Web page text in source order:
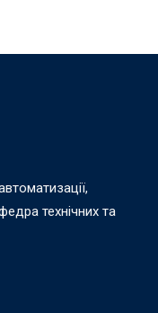
технічних та